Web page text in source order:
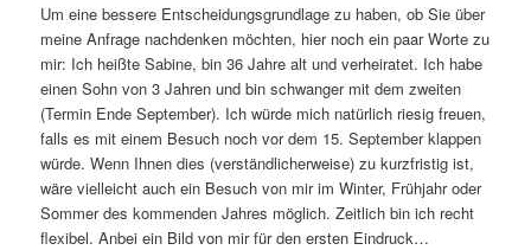
Um eine bessere Entscheidungsgrundlage zu haben, ob Sie über
meine Anfrage nachdenken möchten, hier noch ein paar Worte zu
mir: Ich heißte Sabine, bin 36 Jahre alt und verheiratet. Ich habe
einen Sohn von 3 Jahren und bin schwanger mit dem zweiten
(Termin Ende September). Ich würde mich natürlich riesig freuen,
falls es mit einem Besuch noch vor dem 15. September klappen
würde. Wenn Ihnen dies (verständlicherweise) zu kurzfristig ist,
wäre vielleicht auch ein Besuch von mir im Winter, Frühjahr oder
Sommer des kommenden Jahres möglich. Zeitlich bin ich recht
flexibel. Anbei ein Bild von mir für den ersten Eindruck…